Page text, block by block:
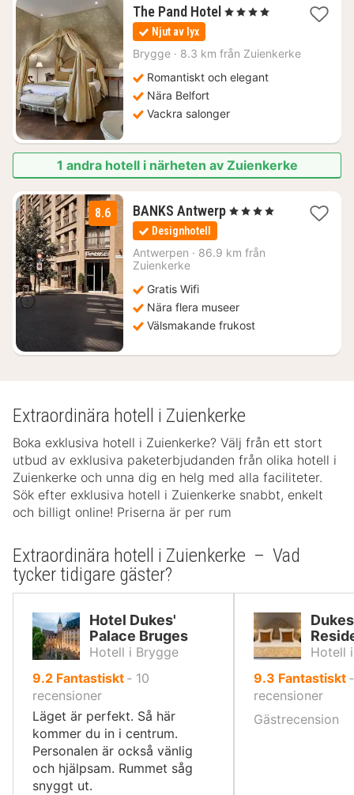
The Pand Hotel 1
2280
, 4 Stjärnor
Njut av lyx
Brygge · 8.3 km från Zuienkerke
Romantiskt och elegant
Nära Belfort
Vackra salonger
1 andra hotell i närheten av Zuienkerke
8.6 BANKS Antwerp1
1351
, 4 Stjärnor
Designhotell
Antwerpen · 86.9 km från
Zuienkerke
Gratis Wifi
Nära flera museer
Välsmakande frukost
Extraordinära hotell i Zuienkerke
Boka exklusiva hotell i Zuienkerke? Välj från ett stort
utbud av exklusiva paketerbjudanden från olika hotell i
Zuienkerke och unna dig en helg med alla faciliteter.
Sök efter exklusiva hotell i Zuienkerke snabbt, enkelt
och billigt online! Priserna är per rum
Extraordinära hotell i Zuienkerke – Vad
tycker tidigare gäster?
Hotel Dukes'
Palace Bruges
Hotell i Brygge
9.2av
10,
Fantastiskt ‐ 10
recensioner
Läget är perfekt. Så här
kommer du in i centrum.
Personalen är också vänlig
och hjälpsam. Rummet såg
snyggt ut.
Hotell
9.3 av
10,
Fantastiskt
recensioner
Gästrecension